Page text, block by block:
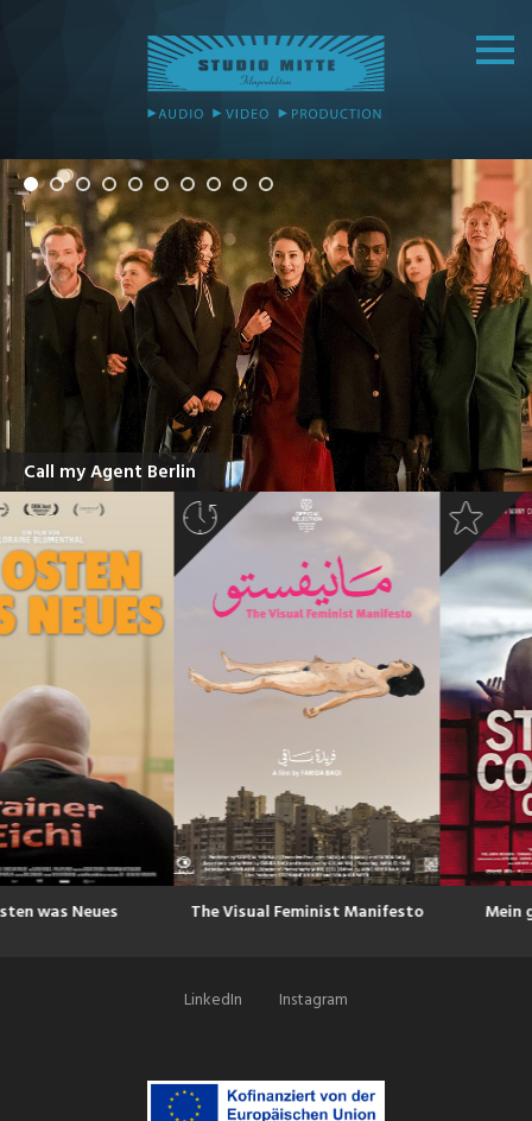
Call my Agent Berlin
The Visual Feminist Manifesto Mein gestohlenes Land
LinkedIn Instagram